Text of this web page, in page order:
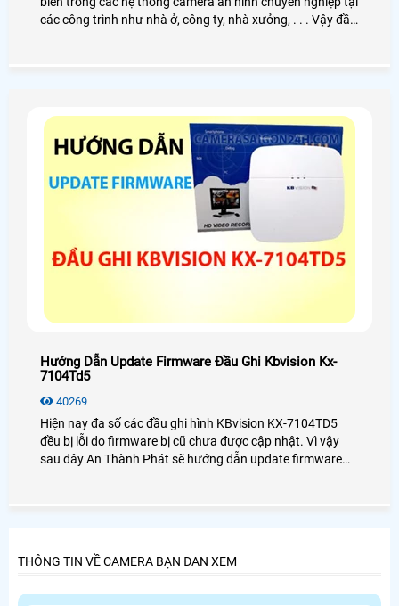
các công trình như nhà ở, công ty, nhà xưởng, . . . Vậy đầu
Hướng Dẫn Update Firmware Đầu Ghi Kbvision Kx-
7104Td5
40269
Hiện nay đa số các đầu ghi hình KBvision KX-7104TD5
đều bị lỗi do firmware bị cũ chưa được cập nhật. Vì vậy
sau đây An Thành Phát sẽ hướng dẫn update firmware
THÔNG TIN VỀ CAMERA BẠN ĐAN XEM